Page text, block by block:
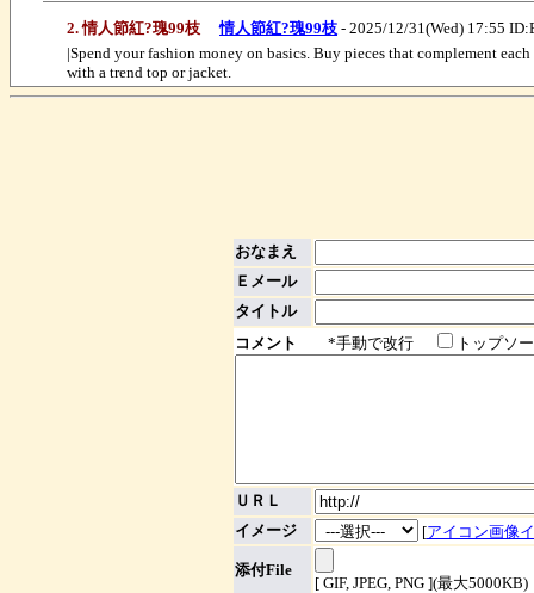
2. 情人節紅?瑰99枝 情人節紅?瑰99枝 - 2025/12/31(Wed) 17:55
|Spend your fashion money on basics. Buy pieces that complement
with a trend top or jacket.
おなまえ
Ｅメール
タイトル
コメント *手動で改行 トップソ
ＵＲＬ
イメージ
[アイコン画像
添付File
[ GIF, JPEG, PNG ](最大5000KB)